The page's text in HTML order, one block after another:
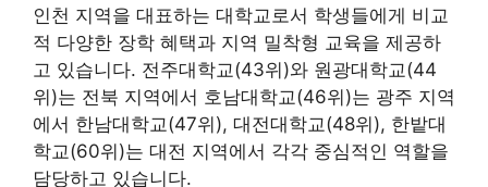
인천 지역을 대표하는 대학교로서 학생들에게 비교
적 다양한 장학 혜택과 지역 밀착형 교육을 제공하
고 있습니다. 전주대학교(43위)와 원광대학교(44
위)는 전북 지역에서 호남대학교(46위)는 광주 지역
에서 한남대학교(47위), 대전대학교(48위), 한밭대
학교(60위)는 대전 지역에서 각각 중심적인 역할을
담당하고 있습니다.